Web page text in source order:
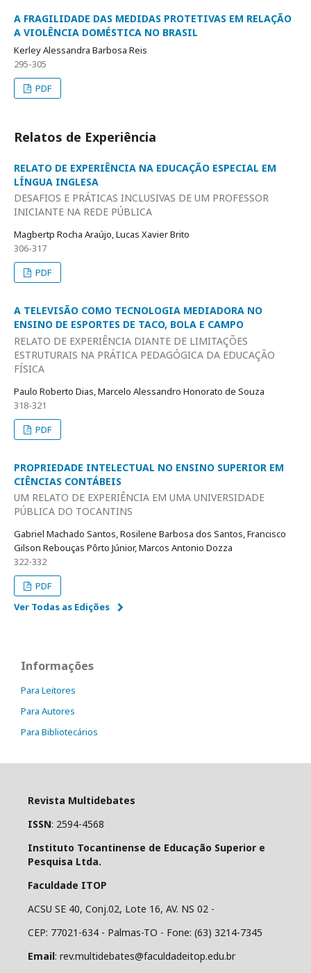
A FRAGILIDADE DAS MEDIDAS PROTETIVAS EM RELAÇÃO
A VIOLÊNCIA DOMÉSTICA NO BRASIL
Kerley Alessandra Barbosa Reis
295-305
PDF
Relatos de Experiência
RELATO DE EXPERIÊNCIA NA EDUCAÇÃO ESPECIAL EM
LÍNGUA INGLESA
DESAFIOS E PRÁTICAS INCLUSIVAS DE UM PROFESSOR
INICIANTE NA REDE PÚBLICA
Magbertp Rocha Araújo, Lucas Xavier Brito
306-317
PDF
A TELEVISÃO COMO TECNOLOGIA MEDIADORA NO
ENSINO DE ESPORTES DE TACO, BOLA E CAMPO
RELATO DE EXPERIÊNCIA DIANTE DE LIMITAÇÕES
ESTRUTURAIS NA PRÁTICA PEDAGÓGICA DA EDUCAÇÃO
FÍSICA
Paulo Roberto Dias, Marcelo Alessandro Honorato de Souza
318-321
PDF
PROPRIEDADE INTELECTUAL NO ENSINO SUPERIOR EM
CIÊNCIAS CONTÁBEIS
UM RELATO DE EXPERIÊNCIA EM UMA UNIVERSIDADE
PÚBLICA DO TOCANTINS
Gabriel Machado Santos, Rosilene Barbosa dos Santos, Francisco
Gilson Rebouças Pôrto Júnior, Marcos Antonio Dozza
322-332
PDF
Ver Todas as Edições
Informações
Para Leitores
Para Autores
Para Bibliotecários
Revista Multidebates
ISSN: 2594-4568
Instituto Tocantinense de Educação Superior e
Pesquisa Ltda.
Faculdade ITOP
ACSU SE 40, Conj.02, Lote 16, AV. NS 02 -
CEP: 77021-634 - Palmas-TO - Fone: (63) 3214-7345
Email: rev.multidebates@faculdadeitop.edu.br